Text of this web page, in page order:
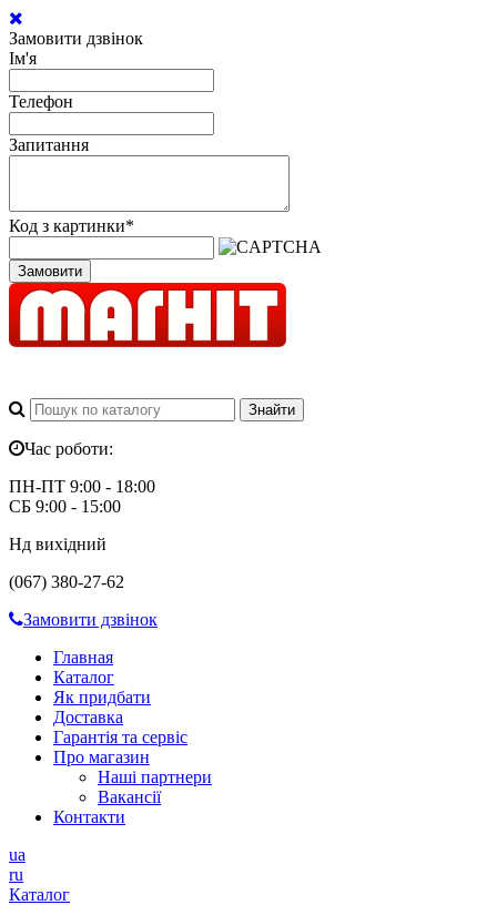
Замовити дзвінок
Ім'я
Телефон
Запитання
Код з картинки*
Замовити
Час роботи:
ПН-ПТ 9:00 - 18:00
СБ 9:00 - 15:00
Нд вихідний
(067) 380-27-62
Замовити дзвінок
Главная
Каталог
Як придбати
Доставка
Гарантія та сервіс
Про магазин
Наші партнери
Вакансії
Контакти
ua
ru
Каталог